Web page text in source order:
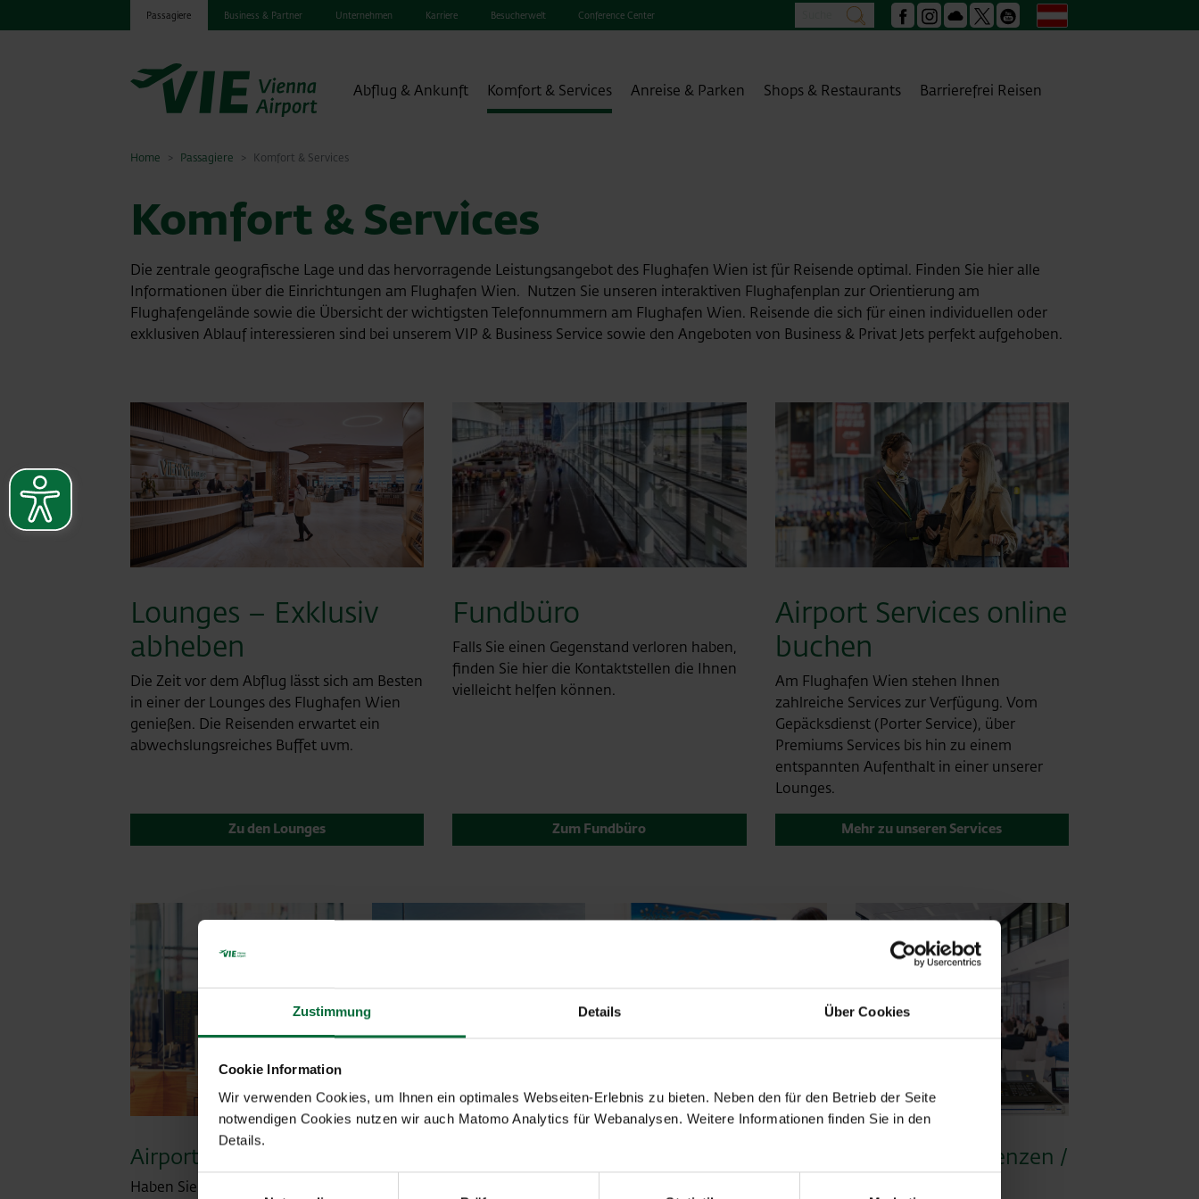
Zustimmung Details Über Cookies
Cookie Information
Wir verwenden Cookies, um Ihnen ein optimales Webseiten-Erlebnis zu bieten. Neben den für den Betrieb der Seite
notwendigen Cookies nutzen wir auch Matomo Analytics für Webanalysen. Weitere Informationen finden Sie in den
Details.
Passagiere Business & Partner Unternehmen Karriere Besucherwelt Conference Center suchen Facebook
Instagram
Podcast YoutubeDeutsch
Abflug & Ankunft Komfort & Services Anreise & Parken Shops & Restaurants Barrierefrei Reisen
Home Passagiere Komfort & Services
Komfort & Services
Die zentrale geografische Lage und das hervorragende Leistungsangebot des Flughafen Wien ist für Reisende optimal. Finden Sie hier alle
Informationen über die Einrichtungen am Flughafen Wien. Nutzen Sie unseren interaktiven Flughafenplan zur Orientierung am
Flughafengelände sowie die Übersicht der wichtigsten Telefonnummern am Flughafen Wien. Reisende die sich für einen individuellen oder
exklusiven Ablauf interessieren sind bei unserem VIP & Business Service sowie den Angeboten von Business & Privat Jets perfekt aufgehoben.
Lounges – Exklusiv
abheben
Die Zeit vor dem Abflug lässt sich am Besten
in einer der Lounges des Flughafen Wien
genießen. Die Reisenden erwartet ein
abwechslungsreiches Buffet uvm.
Zu den Lounges
Fundbüro
Falls Sie einen Gegenstand verloren haben,
finden Sie hier die Kontaktstellen die Ihnen
vielleicht helfen können.
Zum Fundbüro
Airport Services online
buchen
Am Flughafen Wien stehen Ihnen
zahlreiche Services zur Verfügung. Vom
Gepäcksdienst (Porter Service), über
Premiums Services bis hin zu einem
entspannten Aufenthalt in einer unserer
Lounges.
Mehr zu unseren Services
Airport-Information
Haben Sie Fragen oder
Versorgung
Hotel / Konferenzen /
Büros